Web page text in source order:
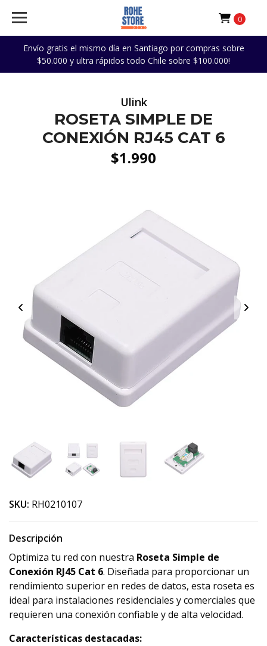
Envío gratis el mismo día en Santiago por compras sobre
$50.000 y ultra rápidos todo Chile sobre $100.000!
0
Ulink
ROSETA SIMPLE DE
CONEXIÓN RJ45 CAT 6
$1.990
SKU: RH0210107
Descripción
Optimiza tu red con nuestra Roseta Simple de
Conexión RJ45 Cat 6. Diseñada para proporcionar un
rendimiento superior en redes de datos, esta roseta es
ideal para instalaciones residenciales y comerciales que
requieren una conexión confiable y de alta velocidad.
Características destacadas: